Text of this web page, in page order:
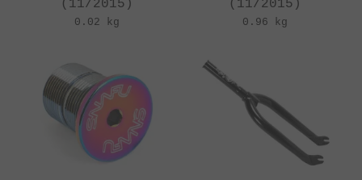
(11/2015)
0.02 kg
(11/2015)
0.96 kg